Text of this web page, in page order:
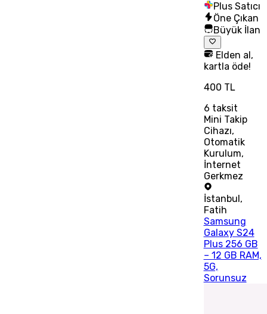
Plus Satıcı
Öne Çıkan
Büyük İlan
Elden al,
kartla öde!
400 TL
6 taksit
Mini Takip
Cihazı,
Otomatik
Kurulum,
İnternet
Gerkmez
İstanbul ,
Fatih
Samsung
Galaxy S24
Plus 256 GB
– 12 GB RAM,
5G,
Sorunsuz